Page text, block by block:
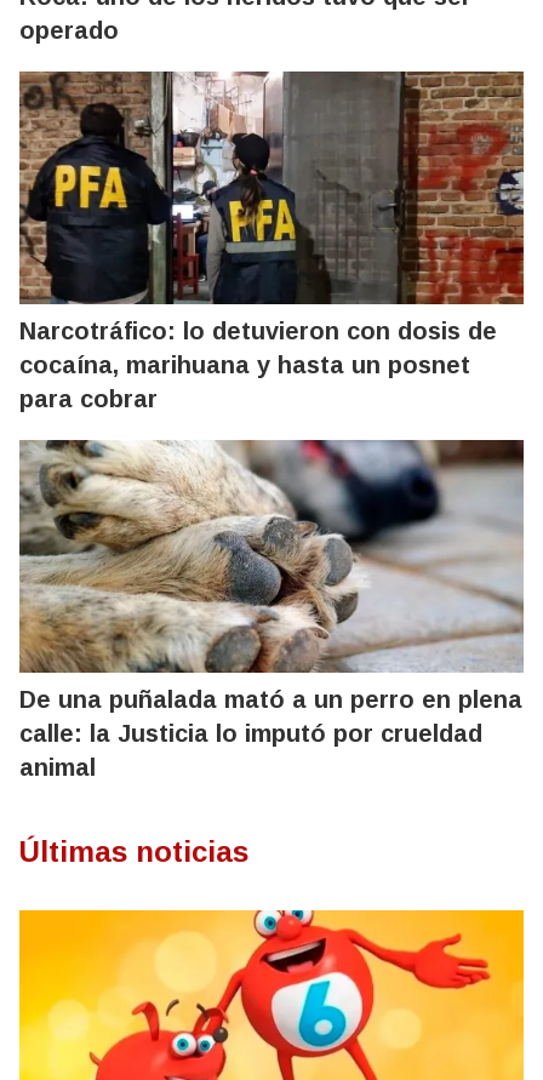
operado
Narcotráfico: lo detuvieron con dosis de
cocaína, marihuana y hasta un posnet
para cobrar
De una puñalada mató a un perro en plena
calle: la Justicia lo imputó por crueldad
animal
Últimas noticias